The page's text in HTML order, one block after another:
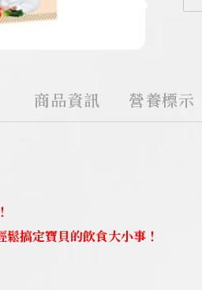
商品資訊 營養標示
搞定寶貝的飲食大小事！